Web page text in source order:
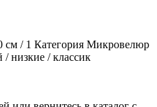
см / 1 Категория Микровелюр
/ низкие / классик